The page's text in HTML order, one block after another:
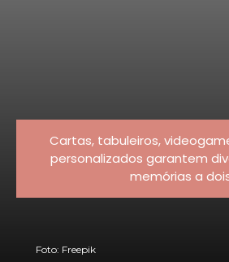
Cartas, tabuleiros,
personalizados garantem
memórias a
Foto: Freepik